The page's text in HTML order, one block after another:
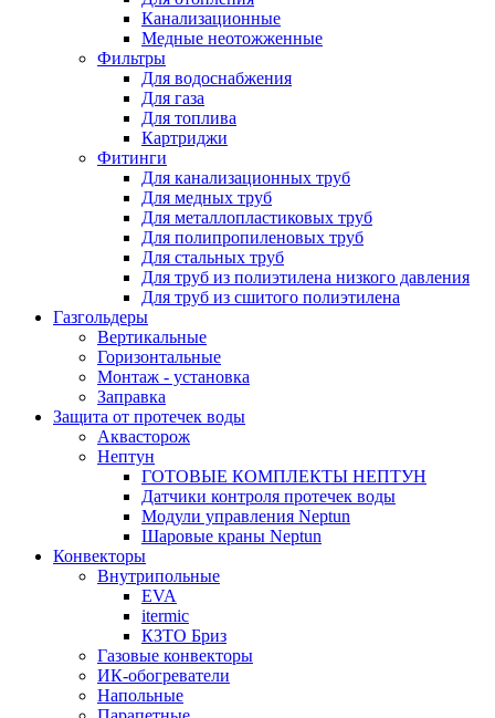
Канализационные
Медные неотожженные
Фильтры
Для водоснабжения
Для газа
Для топлива
Картриджи
Фитинги
Для канализационных труб
Для медных труб
Для металлопластиковых труб
Для полипропиленовых труб
Для стальных труб
Для труб из полиэтилена низкого давления
Для труб из сшитого полиэтилена
Газгольдеры
Вертикальные
Горизонтальные
Монтаж - установка
Заправка
Защита от протечек воды
Аквасторож
Нептун
ГОТОВЫЕ КОМПЛЕКТЫ НЕПТУН
Датчики контроля протечек воды
Модули управления Neptun
Шаровые краны Neptun
Конвекторы
Внутрипольные
EVA
itermic
КЗТО Бриз
Газовые конвекторы
ИК-обогреватели
Напольные